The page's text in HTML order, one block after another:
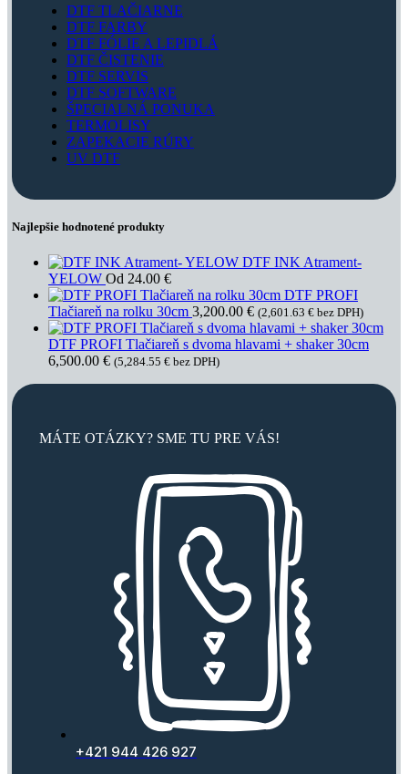
DTF TLAČIARNE
DTF FARBY
DTF FÓLIE A LEPIDLÁ
DTF ČISTENIE
DTF SERVIS
DTF SOFTWARE
ŠPECIALNÁ PONUKA
TERMOLISY
ZAPEKACIE RÚRY
UV DTF
Najlepšie hodnotené produkty
DTF INK Atrament-
YELOW Od 24.00 €
DTF PROFI
Tlačiareň na rolku 30cm 3,200.00 € (2,601.63 € bez DPH)
DTF PROFI Tlačiareň s dvoma hlavami + shaker 30cm
6,500.00 € (5,284.55 € bez DPH)
MÁTE OTÁZKY? SME TU PRE VÁS!
+421 944 426 927